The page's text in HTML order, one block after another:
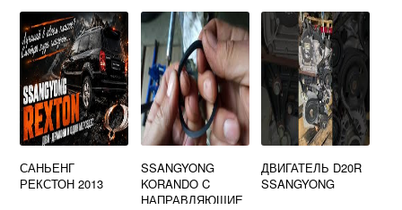
САНЬЕНГ
РЕКСТОН 2013
SSANGYONG
KORANDO C
НАПРАВЛЯЮЩИЕ
ДВИГАТЕЛЬ D20R
SSANGYONG